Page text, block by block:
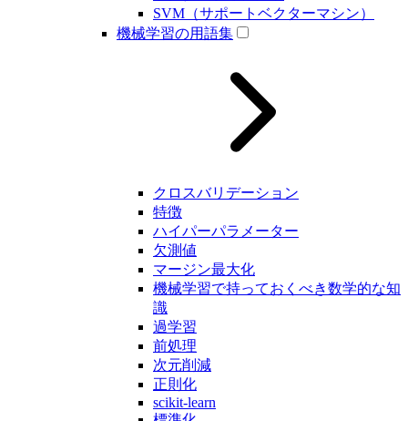
SVM（サポートベクターマシン）
機械学習の用語集
クロスバリデーション
特徴
ハイパーパラメーター
欠測値
マージン最大化
機械学習で持っておくべき数学的な知
識
過学習
前処理
次元削減
正則化
scikit-learn